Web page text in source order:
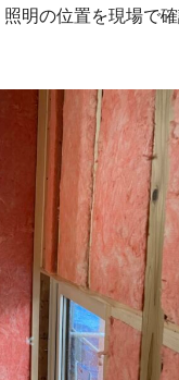
明の位置を現場で